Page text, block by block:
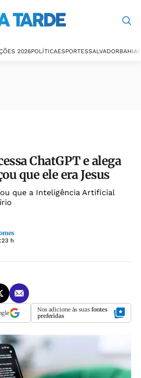
2026POLÍTICAESPORTESSALVADORBAHIA
ChatGPT e alega
que ele era Jesus
que a Inteligência Artificial
h
Nos adicione às suas fontes
preferidas